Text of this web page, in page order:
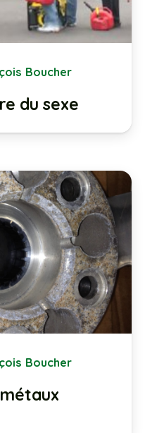
Boucher
du sexe
Boucher